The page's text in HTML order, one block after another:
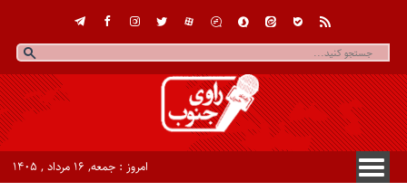
امروز : جمعه, ۱۶ مرداد , ۱۴۰۵